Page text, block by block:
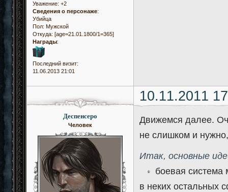
Уважение: +2
Сведения о персонаже:
Убийца
Пол: Мужской
Откуда: [age=21.01.1800/1=365]
Награды:
Последний визит:
11.06.2013 21:01
10.11.2011
Деспенсеро
Человек
Движемся далее.
не слишком и
Итак, основные
боевая система
в неких остальных